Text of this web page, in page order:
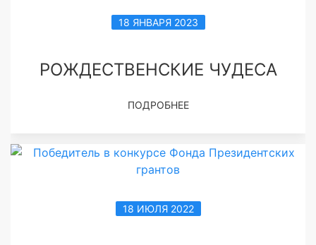
18 ЯНВАРЯ 2023
РОЖДЕСТВЕНСКИЕ ЧУДЕСА
ПОДРОБНЕЕ
18 ИЮЛЯ 2022